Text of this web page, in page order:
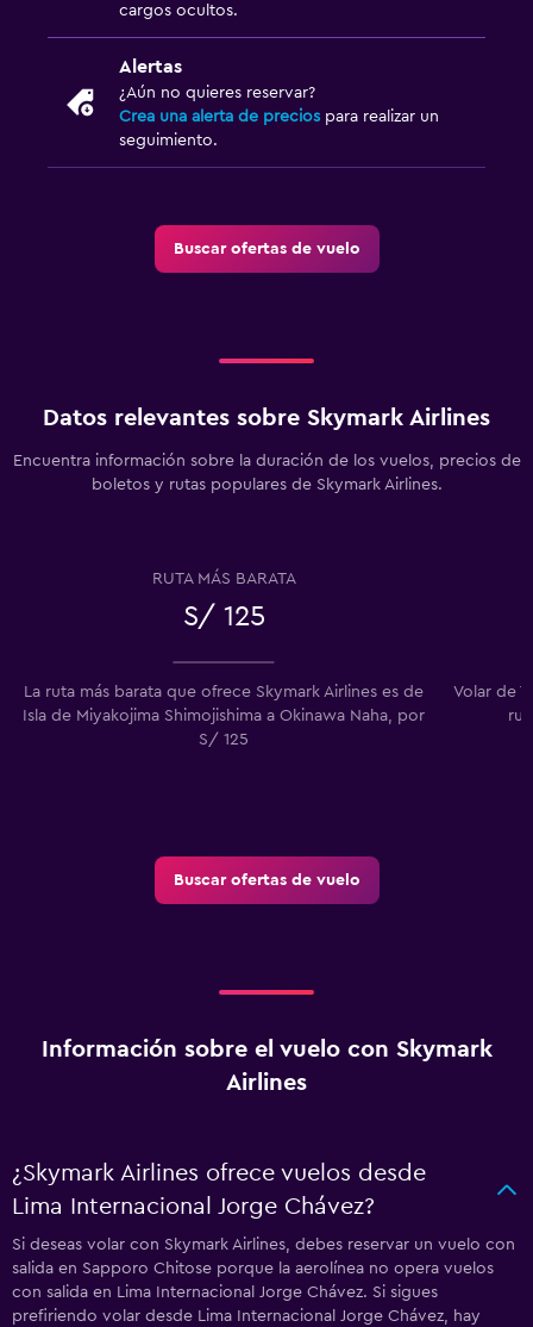
cargos ocultos.
Alertas
¿Aún no quieres reservar?
Crea una alerta de precios para realizar un
seguimiento.
Buscar ofertas de vuelo
Datos relevantes sobre Skymark Airlines
Encuentra información sobre la duración de los vuelos, precios de
boletos y rutas populares de Skymark Airlines.
RUTA MÁS BARATA
S/ 125
La ruta más barata que ofrece Skymark Airlines es de
Isla de Miyakojima Shimojishima a Okinawa Naha, por
S/ 125
Volar de
Buscar ofertas de vuelo
Información sobre el vuelo con Skymark
Airlines
¿Skymark Airlines ofrece vuelos desde
Lima Internacional Jorge Chávez?
Si deseas volar con Skymark Airlines, debes reservar un vuelo con
salida en Sapporo Chitose porque la aerolínea no opera vuelos
con salida en Lima Internacional Jorge Chávez. Si sigues
prefiriendo volar desde Lima Internacional Jorge Chávez, hay